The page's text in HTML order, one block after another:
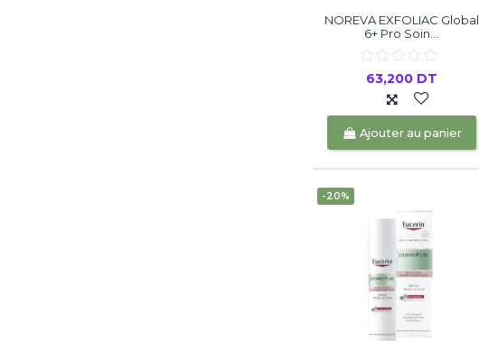
NOREVA EXFOLIAC Global
6+ Pro Soin...
63,200 DT
Ajouter au panier
-20%